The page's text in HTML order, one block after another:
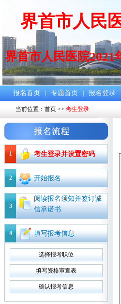
界首市人民
界首市人民医院2021
报名首页 专题首页 报名登录
当前位置： 首页 >> 考生登录
1 考生登录并设置密码
2 开始报名
3
阅读报名须知并签订诚
信承诺书
4 填写报考信息
选择报考职位
填写资格审查表
确认报考信息